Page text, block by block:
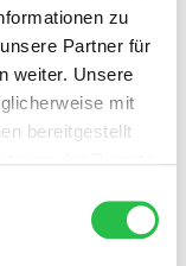
zu
Partner für
weiter. Unsere
mit
bereitgestellt
vom